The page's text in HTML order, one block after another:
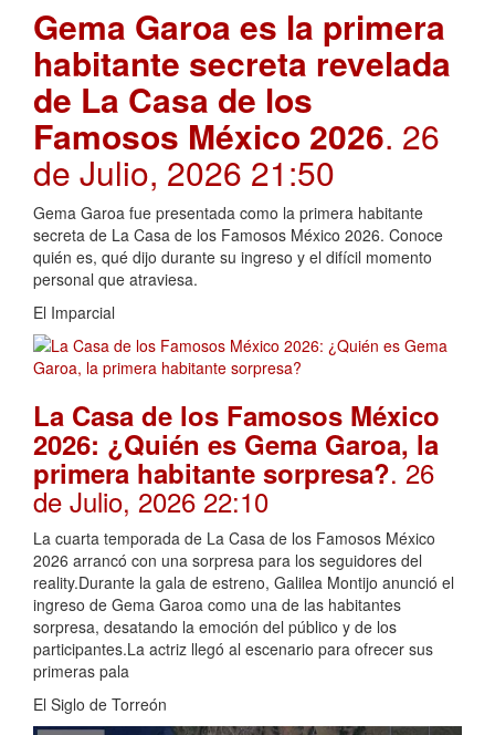
Gema Garoa es la primera
habitante secreta revelada
de La Casa de los
Famosos México 2026. 26
de Julio, 2026 21:50
Gema Garoa fue presentada como la primera habitante
secreta de La Casa de los Famosos México 2026. Conoce
quién es, qué dijo durante su ingreso y el difícil momento
personal que atraviesa.
El Imparcial
La Casa de los Famosos México
2026: ¿Quién es Gema Garoa, la
primera habitante sorpresa?. 26
de Julio, 2026 22:10
La cuarta temporada de La Casa de los Famosos México
2026 arrancó con una sorpresa para los seguidores del
reality.Durante la gala de estreno, Galilea Montijo anunció el
ingreso de Gema Garoa como una de las habitantes
sorpresa, desatando la emoción del público y de los
participantes.La actriz llegó al escenario para ofrecer sus
primeras pala
El Siglo de Torreón